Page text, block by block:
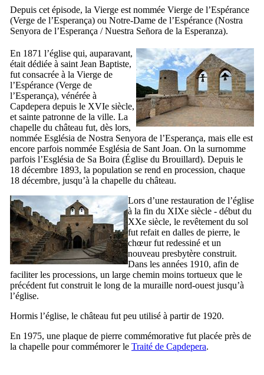
Depuis cet épisode, la Vierge est nommée Vierge de l’Espérance
(Verge de l’Esperança) ou Notre-Dame de l’Espérance (Nostra
Senyora de l’Esperança /Nuestra Señora de la Esperanza).
En 1871 l’église qui, auparavant,
était dédiée à saint Jean Baptiste,
fut consacrée à la Vierge de
l’Espérance (Verge de
l’Esperança), vénérée à
Capdepera depuis le XVIe siècle,
et sainte patronne de la ville. La
chapelle du château fut, dès lors,
nommée Església de Nostra Senyora de l’Esperança, mais elle est
encore parfois nommée Església de Sant Joan. On la surnomme
parfois l’Església de Sa Boira (Église du Brouillard). Depuis le
18 décembre 1893, la population se rend en procession, chaque
18 décembre, jusqu’à la chapelle du château.
Lors d’une restauration de l’église
à la fin du XIXe siècle - début du
XXe siècle, le revêtement du sol
fut refait en dalles de pierre, le
chœur fut redessiné et un
nouveau presbytère construit.
Dans les années 1910, afin de
faciliter les processions, un large chemin moins tortueux que le
précédent fut construit le long de la muraille nord-ouest jusqu’à
l’église.
Hormis l’église, le château fut peu utilisé à partir de 1920.
En 1975, une plaque de pierre commémorative fut placée près de
la chapelle pour commémorer le Traité de Capdepera.